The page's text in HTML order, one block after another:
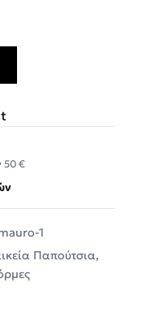
V15-15220-34
50 €
1
Παπούτσια,